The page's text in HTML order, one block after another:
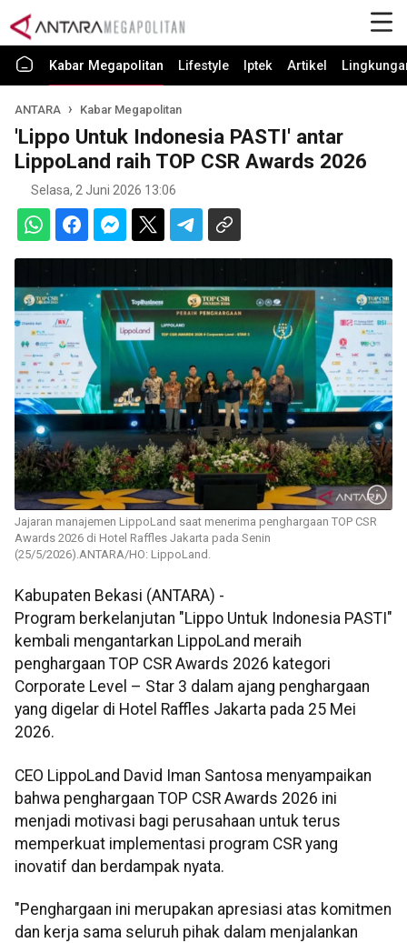
Kabar Megapolitan Lifestyle Iptek Artikel
ANTARA Kabar Megapolitan
'Lippo Untuk Indonesia PASTI' antar
LippoLand raih TOP CSR Awards 2026
Selasa, 2 Juni 2026 13:06
Jajaran manajemen LippoLand saat menerima penghargaan TOP CSR
Awards 2026 di Hotel Raffles Jakarta pada Senin
(25/5/2026).ANTARA/HO: LippoLand.
Kabupaten Bekasi (ANTARA) -
Program berkelanjutan "Lippo Untuk Indonesia PASTI"
kembali mengantarkan LippoLand meraih
penghargaan TOP CSR Awards 2026 kategori
Corporate Level – Star 3 dalam ajang penghargaan
yang digelar di Hotel Raffles Jakarta pada 25 Mei
2026.
CEO LippoLand David Iman Santosa menyampaikan
bahwa penghargaan TOP CSR Awards 2026 ini
menjadi motivasi bagi perusahaan untuk terus
memperkuat implementasi program CSR yang
inovatif dan berdampak nyata.
"Penghargaan ini merupakan apresiasi atas komitmen
dan kerja sama seluruh pihak dalam menjalankan